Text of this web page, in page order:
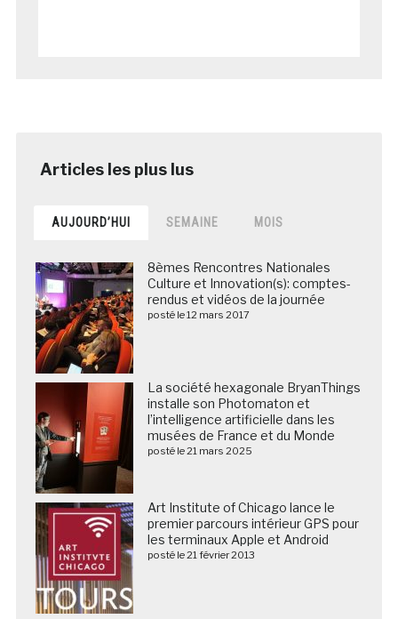
AUJOURD’HUI SEMAINE MOIS
8èmes Rencontres Nationales
Culture et Innovation(s): comptes-
rendus et vidéos de la journée
posté le 12 mars 2017
La société hexagonale BryanThings
installe son Photomaton et
l’intelligence artificielle dans les
musées de France et du Monde
posté le 21 mars 2025
Art Institute of Chicago lance le
premier parcours intérieur GPS pour
les terminaux Apple et Android
posté le 21 février 2013